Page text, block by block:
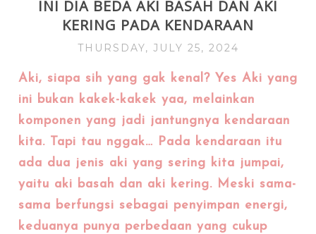
INI DIA BEDA AKI BASAH DAN AKI
KERING PADA KENDARAAN
THURSDAY, JULY 25, 2024
Aki, siapa sih yang gak kenal? Yes Aki yang
ini bukan kakek-kakek yaa, melainkan
komponen yang jadi jantungnya kendaraan
kita. Tapi tau nggak… Pada kendaraan itu
ada dua jenis aki yang sering kita jumpai,
yaitu aki basah dan aki kering. Meski sama-
sama berfungsi sebagai penyimpan energi,
keduanya punya perbedaan yang cukup